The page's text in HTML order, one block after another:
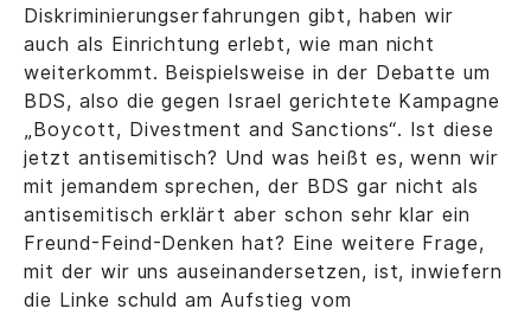
Diskriminierungserfahrungen gibt, haben wir
auch als Einrichtung erlebt, wie man nicht
weiterkommt. Beispielsweise in der Debatte um
BDS, also die gegen Israel gerichtete Kampagne
„Boycott, Divestment and Sanctions“. Ist diese
jetzt antisemitisch? Und was heißt es, wenn wir
mit jemandem sprechen, der BDS gar nicht als
antisemitisch erklärt aber schon sehr klar ein
Freund-Feind-Denken hat? Eine weitere Frage,
mit der wir uns auseinandersetzen, ist, inwiefern
die Linke schuld am Aufstieg vom